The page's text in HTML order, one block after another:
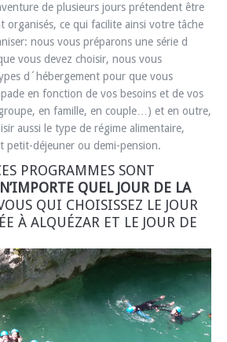
de plusieurs jours prétendent être
organisés, ce qui facilite ainsi votre tâche
nous vous préparons une série d
vous devez choisir, nous vous
d´hébergement pour que vous
en fonction de vos besoins et de vos
en famille, en couple…) et en outre,
aussi le type de régime alimentaire,
petit-déjeuner ou demi-pension.
PROGRAMMES SONT
N’IMPORTE QUEL JOUR DE LA
QUI CHOISISSEZ LE JOUR
À ALQUÉZAR ET LE JOUR DE